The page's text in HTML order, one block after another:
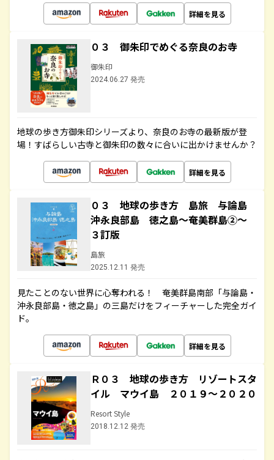
詳細を見る
０３ 御朱印でめぐる奈良のお寺
御朱印
2024.06.27 発売
地球の歩き方御朱印シリーズより、奈良のお寺の最新版が登
場！すばらしい古寺と御朱印の数々に合いに出かけませんか？
詳細を見る
０３ 地球の歩き方 島旅 与論島
沖永良部島 徳之島～奄美群島②～
３訂版
島旅
2025.12.11 発売
見たことのない世界に心奪われる！ 奄美群島南部「与論島・
沖永良部島・徳之島」の三島だけをフィーチャーした完全ガイ
ド。
詳細を見る
Ｒ０３ 地球の歩き方 リゾートスタ
イル マウイ島 ２０１９～２０２０
Resort Style
2018.12.12 発売